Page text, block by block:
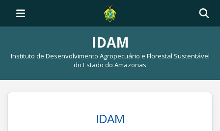
IDAM
Instituto de Desenvolvimento Agropecuário e Florestal Sustentável
do Estado do Amazonas
IDAM